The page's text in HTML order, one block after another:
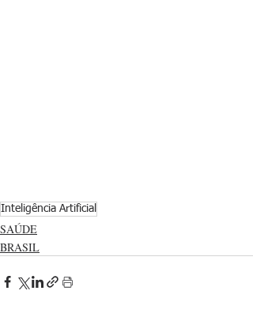
Inteligência Artificial
SAÚDE
BRASIL